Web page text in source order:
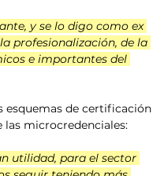
y se lo digo como ex
profesionalización, de la
e importantes del
esquemas de certificación
microcredenciales:
utilidad, para el sector